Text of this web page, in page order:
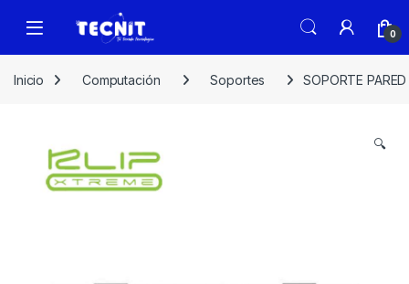
0
Inicio Computación Soportes SOPORTE
🔍